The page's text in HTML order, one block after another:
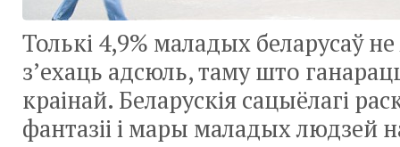
Толькі 4,9% маладых беларусаў
з’ехаць адсюль, таму што
краінай. Беларускія сацыёлагі
фантазіі і мары маладых людзей